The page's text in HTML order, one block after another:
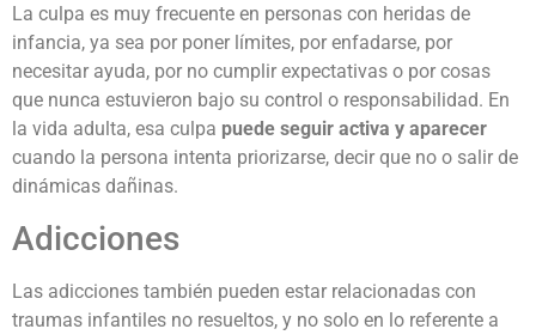
La culpa es muy frecuente en personas con heridas de
infancia, ya sea por poner límites, por enfadarse, por
necesitar ayuda, por no cumplir expectativas o por cosas
que nunca estuvieron bajo su control o responsabilidad. En
la vida adulta, esa culpa puede seguir activa y aparecer
cuando la persona intenta priorizarse, decir que no o salir de
dinámicas dañinas.
Adicciones
Las adicciones también pueden estar relacionadas con
traumas infantiles no resueltos, y no solo en lo referente a